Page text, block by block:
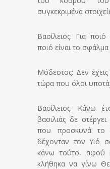
συγκεκριμένα
Βασίλειος: Για
ποιό είναι το
Μόδεστος: Δεν
τώρα που όλοι
Βασίλειος: Κάνω
βασιλιάς δε
που προσκυνά το
δέχονταν τον Υιό
κάνω τούτο, αφού
κλήθηκα να γίνω